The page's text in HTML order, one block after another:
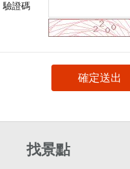
驗證碼
確定送出
找景點